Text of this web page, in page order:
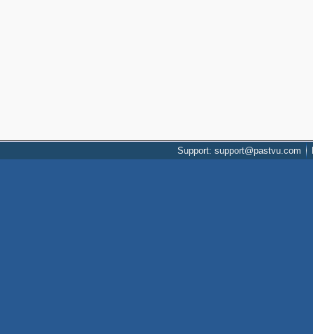
Support: support@pastvu.com